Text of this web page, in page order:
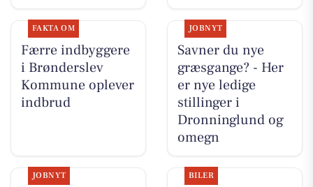
FAKTA OM
Færre indbyggere
i Brønderslev
Kommune oplever
indbrud
JOBNYT
Savner du nye
græsgange? - Her
er nye ledige
stillinger i
Dronninglund og
omegn
JOBNYT BILER